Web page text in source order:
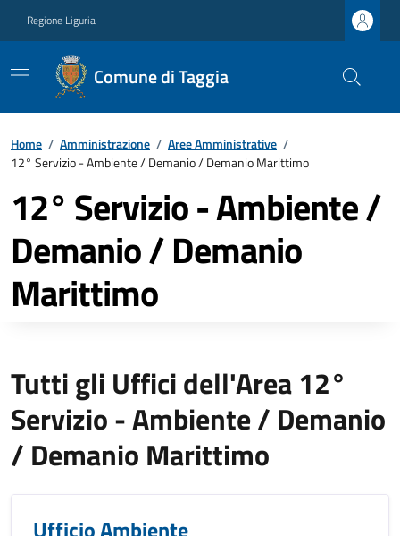
Regione Liguria
Comune di Taggia
Home / Amministrazione / Aree Amministrative /
12° Servizio - Ambiente / Demanio / Demanio Marittimo
12° Servizio - Ambiente /
Demanio / Demanio
Marittimo
Tutti gli Uffici dell'Area 12°
Servizio - Ambiente / Demanio
/ Demanio Marittimo